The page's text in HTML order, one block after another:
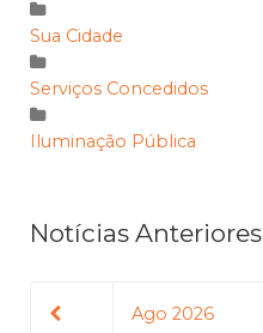
Sua Cidade
Serviços Concedidos
Iluminação Pública
Notícias Anteriores
Ago 2026